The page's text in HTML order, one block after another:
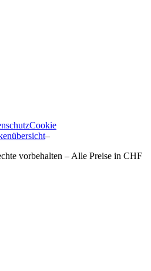
Cookie
–
vorbehalten – Alle Preise in CHF